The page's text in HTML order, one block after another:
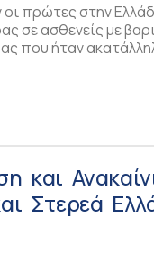
πρώτες στην
σε ασθενείς με
που ήταν
και
Στερεά